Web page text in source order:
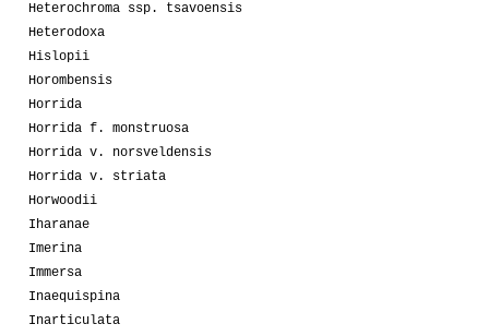
Heterochroma ssp. tsavoensis
Heterodoxa
Hislopii
Horombensis
Horrida
Horrida f. monstruosa
Horrida v. norsveldensis
Horrida v. striata
Horwoodii
Iharanae
Imerina
Immersa
Inaequispina
Inarticulata